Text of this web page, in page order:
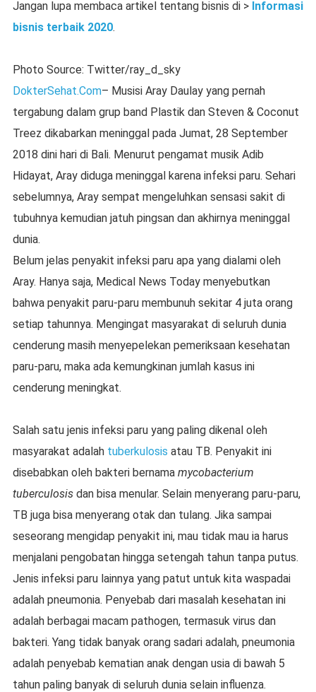
Jangan lupa membaca artikel tentang bisnis di > Informasi
bisnis terbaik 2020.
Photo Source: Twitter/ray_d_sky
DokterSehat.Com– Musisi Aray Daulay yang pernah
tergabung dalam grup band Plastik dan Steven & Coconut
Treez dikabarkan meninggal pada Jumat, 28 September
2018 dini hari di Bali. Menurut pengamat musik Adib
Hidayat, Aray diduga meninggal karena infeksi paru. Sehari
sebelumnya, Aray sempat mengeluhkan sensasi sakit di
tubuhnya kemudian jatuh pingsan dan akhirnya meninggal
dunia.
Belum jelas penyakit infeksi paru apa yang dialami oleh
Aray. Hanya saja, Medical News Today menyebutkan
bahwa penyakit paru-paru membunuh sekitar 4 juta orang
setiap tahunnya. Mengingat masyarakat di seluruh dunia
cenderung masih menyepelekan pemeriksaan kesehatan
paru-paru, maka ada kemungkinan jumlah kasus ini
cenderung meningkat.
Salah satu jenis infeksi paru yang paling dikenal oleh
masyarakat adalah tuberkulosis atau TB. Penyakit ini
disebabkan oleh bakteri bernama mycobacterium
tuberculosisdan bisa menular. Selain menyerang paru-paru,
TB juga bisa menyerang otak dan tulang. Jika sampai
seseorang mengidap penyakit ini, mau tidak mau ia harus
menjalani pengobatan hingga setengah tahun tanpa putus.
Jenis infeksi paru lainnya yang patut untuk kita waspadai
adalah pneumonia. Penyebab dari masalah kesehatan ini
adalah berbagai macam pathogen, termasuk virus dan
bakteri. Yang tidak banyak orang sadari adalah, pneumonia
adalah penyebab kematian anak dengan usia di bawah 5
tahun paling banyak di seluruh dunia selain influenza.